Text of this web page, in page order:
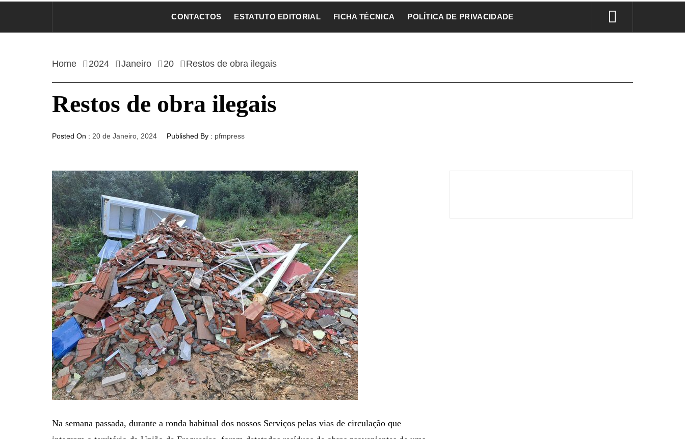
CONTACTOS ESTATUTO EDITORIAL FICHA TÉCNICA POLÍTICA DE PRIVACIDADE
Home 2024 Janeiro 20 Restos de obra ilegais
Restos de obra ilegais
Posted On : 20 de Janeiro, 2024 Published By : pfmpress
Na semana passada, durante a ronda habitual dos nossos Serviços pelas vias de circulação que